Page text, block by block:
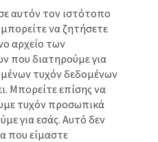
αυτόν τον ιστότοπο
να ζητήσετε
αρχείο των
που διατηρούμε για
τυχόν δεδομένων
Μπορείτε επίσης να
τυχόν προσωπικά
για εσάς. Αυτό δεν
που είμαστε